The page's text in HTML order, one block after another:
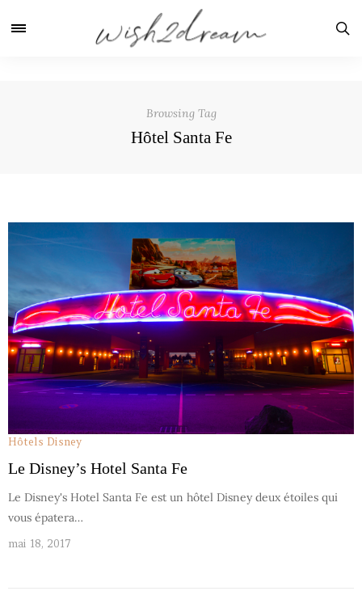
Browsing Tag
Hôtel Santa Fe
Hôtels Disney
Le Disney’s Hotel Santa Fe
Le Disney's Hotel Santa Fe est un hôtel Disney deux étoiles qui
vous épatera…
mai 18, 2017